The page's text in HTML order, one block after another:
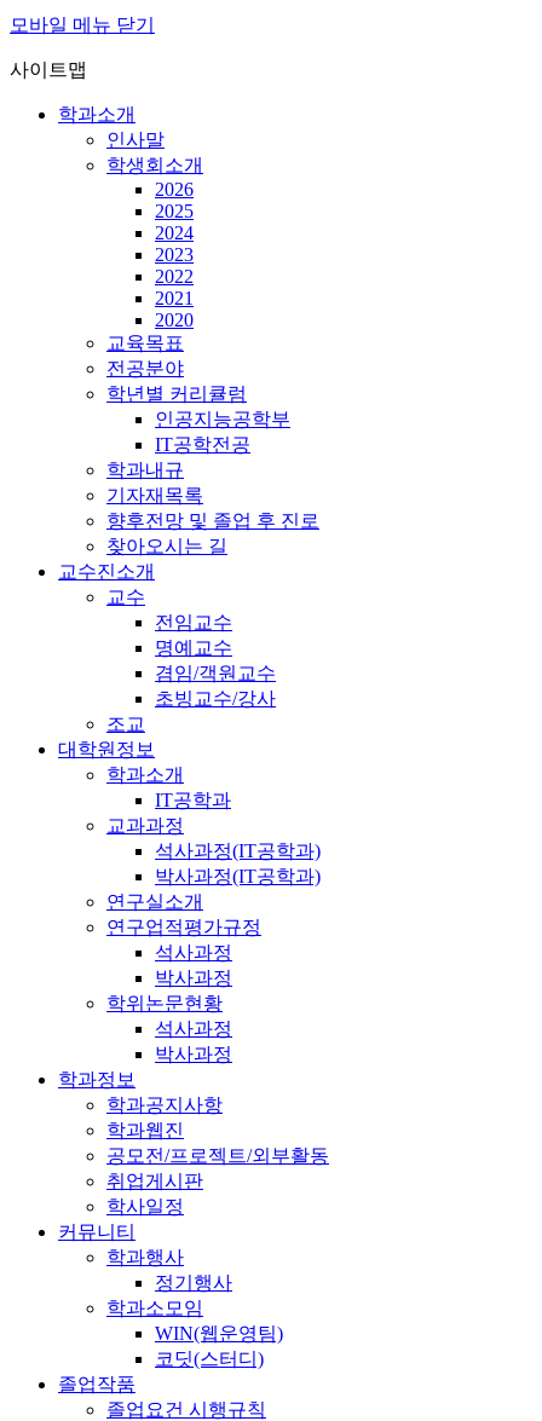
모바일 메뉴 닫기
사이트맵
학과소개
인사말
학생회소개
2026
2025
2024
2023
2022
2021
2020
교육목표
전공분야
학년별 커리큘럼
인공지능공학부
IT공학전공
학과내규
기자재목록
향후전망 및 졸업 후 진로
찾아오시는 길
교수진소개
교수
전임교수
명예교수
겸임/객원교수
초빙교수/강사
조교
대학원정보
학과소개
IT공학과
교과과정
석사과정(IT공학과)
박사과정(IT공학과)
연구실소개
연구업적평가규정
석사과정
박사과정
학위논문현황
석사과정
박사과정
학과정보
학과공지사항
학과웹진
공모전/프로젝트/외부활동
취업게시판
학사일정
커뮤니티
학과행사
정기행사
학과소모임
WIN(웹운영팀)
코딧(스터디)
졸업작품
졸업요건 시행규칙